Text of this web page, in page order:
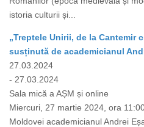
istoria culturii și...
„Treptele Unirii, de la Cantemir
susținută de academicianul
27.03.2024
- 27.03.2024
Sala mică a AȘM și online
Miercuri, 27 martie 2024, ora
Moldovei academicianul Andrei